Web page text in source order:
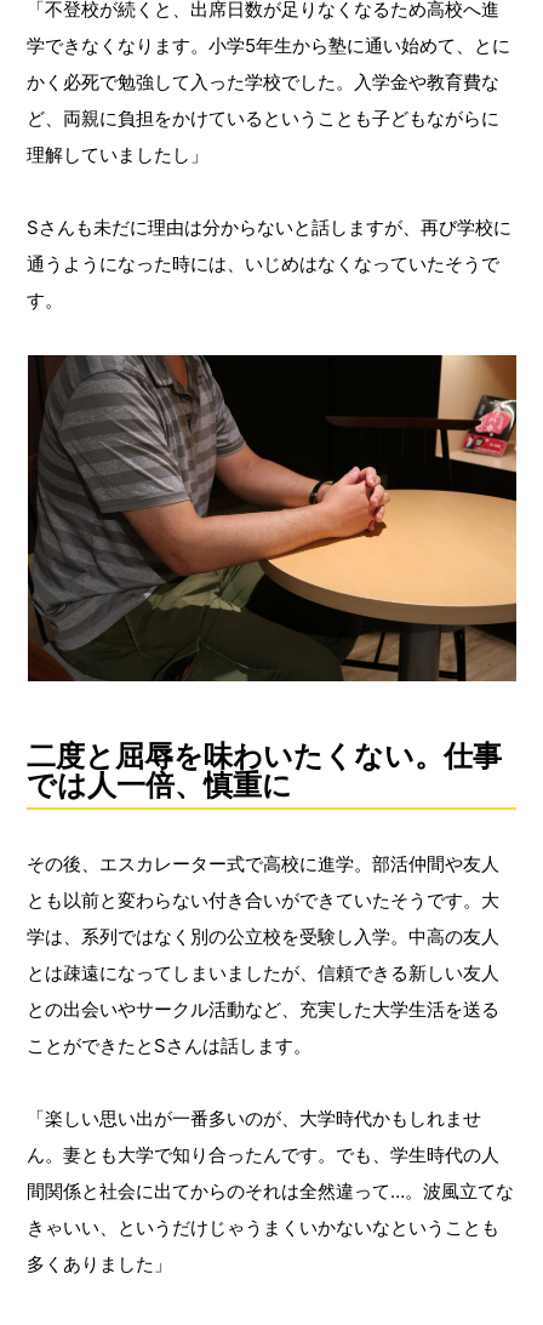
「不登校が続くと、出席日数が足りなくなるため高校へ進
学できなくなります。小学5年生から塾に通い始めて、とに
かく必死で勉強して入った学校でした。入学金や教育費な
ど、両親に負担をかけているということも子どもながらに
理解していましたし」
Sさんも未だに理由は分からないと話しますが、再び学校に
通うようになった時には、いじめはなくなっていたそうで
す。
二度と屈辱を味わいたくない。仕事
では人一倍、慎重に
その後、エスカレーター式で高校に進学。部活仲間や友人
とも以前と変わらない付き合いができていたそうです。大
学は、系列ではなく別の公立校を受験し入学。中高の友人
とは疎遠になってしまいましたが、信頼できる新しい友人
との出会いやサークル活動など、充実した大学生活を送る
ことができたとSさんは話します。
「楽しい思い出が一番多いのが、大学時代かもしれませ
ん。妻とも大学で知り合ったんです。でも、学生時代の人
間関係と社会に出てからのそれは全然違って…。波風立てな
きゃいい、というだけじゃうまくいかないなということも
多くありました」